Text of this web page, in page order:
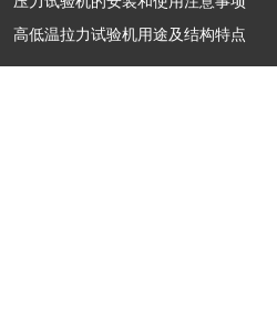
高低温拉力试验机用途及结构特点